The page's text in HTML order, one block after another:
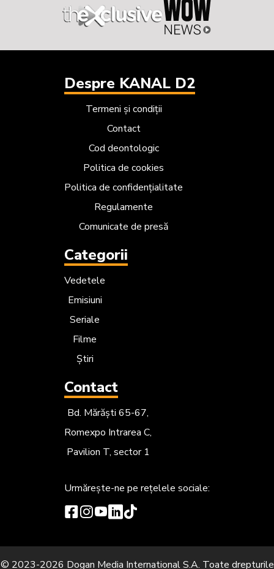
Despre KANAL D2
Termeni și condiții
Contact
Cod deontologic
Politica de cookies
Politica de confidențialitate
Regulamente
Comunicate de presă
Categorii
Vedetele
Emisiuni
Seriale
Filme
Știri
Contact
Bd. Mărăști 65-67,
Romexpo Intrarea C,
Pavilion T, sector 1
Urmărește-ne pe rețelele sociale:
© 2023-2026 Dogan Media International S.A. Toate drepturile